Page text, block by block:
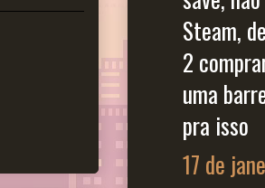
Steam,
2
uma
pra isso
17 de